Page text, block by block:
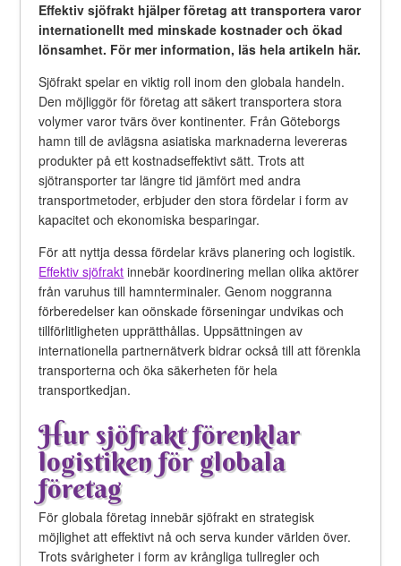
Effektiv sjöfrakt hjälper företag att transportera varor
internationellt med minskade kostnader och ökad
lönsamhet. För mer information, läs hela artikeln här.
Sjöfrakt spelar en viktig roll inom den globala handeln.
Den möjliggör för företag att säkert transportera stora
volymer varor tvärs över kontinenter. Från Göteborgs
hamn till de avlägsna asiatiska marknaderna levereras
produkter på ett kostnadseffektivt sätt. Trots att
sjötransporter tar längre tid jämfört med andra
transportmetoder, erbjuder den stora fördelar i form av
kapacitet och ekonomiska besparingar.
För att nyttja dessa fördelar krävs planering och logistik.
Effektiv sjöfrakt innebär koordinering mellan olika aktörer
från varuhus till hamnterminaler. Genom noggranna
förberedelser kan oönskade förseningar undvikas och
tillförlitligheten upprätthållas. Uppsättningen av
internationella partnernätverk bidrar också till att förenkla
transporterna och öka säkerheten för hela
transportkedjan.
Hur sjöfrakt förenklar
logistiken för globala
företag
För globala företag innebär sjöfrakt en strategisk
möjlighet att effektivt nå och serva kunder världen över.
Trots svårigheter i form av krångliga tullregler och